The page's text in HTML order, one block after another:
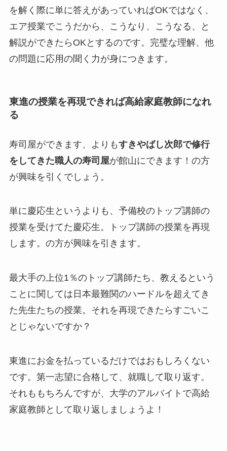
を解く際に単に答えがあっていればOKではなく、
エア授業でこうだから、こうなり、こうなる、と
解説ができたらOKとするのです。完璧な理解、他
の問題に応用の聞く力が身につきます。
東進の授業を再現できれば高給家庭教師になれ
る
寿司屋ができます、よりもすきやばし次郎で修行
をしてきた職人の寿司屋が館山にできます！の方
が興味を引くでしょう。
単に慶応生というよりも、予備校のトップ講師の
授業を受けてた慶応生。トップ講師の授業を再現
します。の方が興味を引きます。
最大手の上位1％のトップ講師たち、教えるという
ことに関しては日本最難関のハードルを超えてき
た先生たちの授業。それを再現できたらすごいこ
とじゃないですか？
東進にお金を払っているだけではおもしろくない
です。第一志望に合格して、就職して取り返す。
それももちろんですが、大学のアルバイトで高給
家庭教師として取り返しましょうよ！